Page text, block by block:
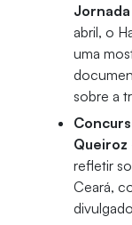
abril, o
uma
sobre a
Queiroz
refletir
Ceará,